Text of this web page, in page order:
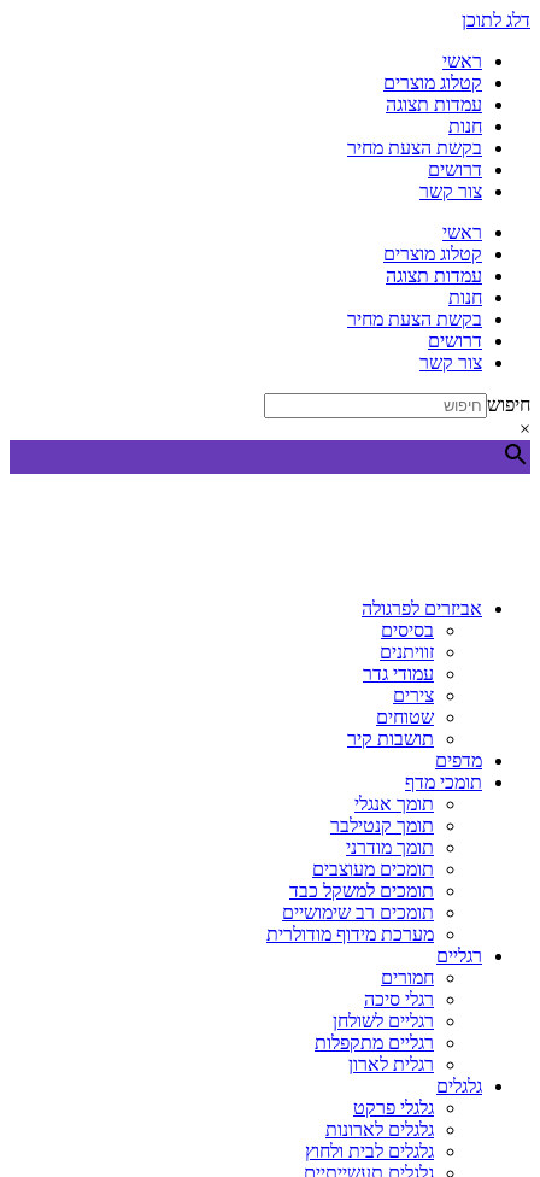
דלג לתוכן
ראשי
קטלוג מוצרים
עמדות תצוגה
חנות
בקשת הצעת מחיר
דרושים
צור קשר
ראשי
קטלוג מוצרים
עמדות תצוגה
חנות
בקשת הצעת מחיר
דרושים
צור קשר
חיפוש
×
אביזרים לפרגולה
בסיסים
זוויתנים
עמודי גדר
צירים
שטוחים
תושבות קיר
מדפים
תומכי מדף
תומך אנגלי
תומך קנטילבר
תומך מודרני
תומכים מעוצבים
תומכים למשקל כבד
תומכים רב שימושיים
מערכת מידוף מודולרית
רגליים
חמורים
רגלי סיכה
רגליים לשולחן
רגליים מתקפלות
רגלית לארון
גלגלים
גלגלי פרקט
גלגלים לארונות
גלגלים לבית ולחוץ
גלגלים תעשייתיים